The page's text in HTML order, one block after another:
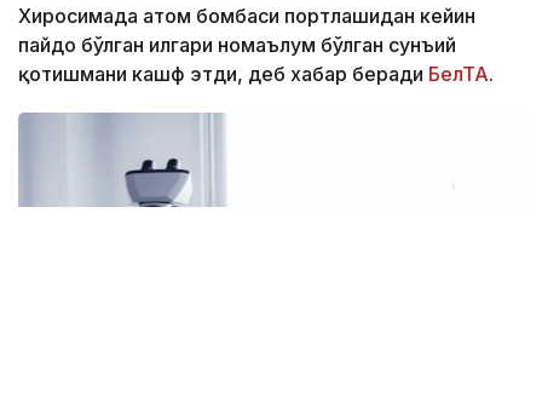
Хиросимада атом бомбаси портлашидан кейин
пайдо бўлган илгари номаълум бўлган сунъий
қотишмани кашф этди, деб хабар беради БелТА.